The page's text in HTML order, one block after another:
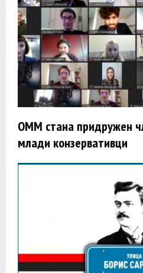
ОММ стана придружен
млади конзервативци